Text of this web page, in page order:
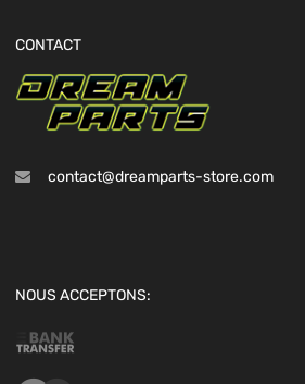
CONTACT
contact@dreamparts-store.com
NOUS ACCEPTONS: